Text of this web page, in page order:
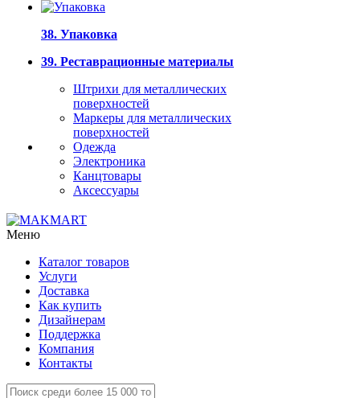
38. Упаковка
39. Реставрационные материалы
Штрихи для металлических
поверхностей
Маркеры для металлических
поверхностей
Одежда
Электроника
Канцтовары
Аксессуары
Меню
Каталог товаров
Услуги
Доставка
Как купить
Дизайнерам
Поддержка
Компания
Контакты